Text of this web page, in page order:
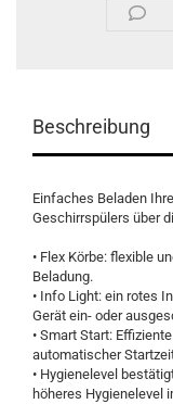
Beschreibung
Einfaches Beladen
Geschirrspülers über
• Flex Körbe: flexible
Beladung.
• Info Light: ein rotes
Gerät ein- oder
• Smart Start:
automatischer
• Hygienelevel
höheres Hygienelevel